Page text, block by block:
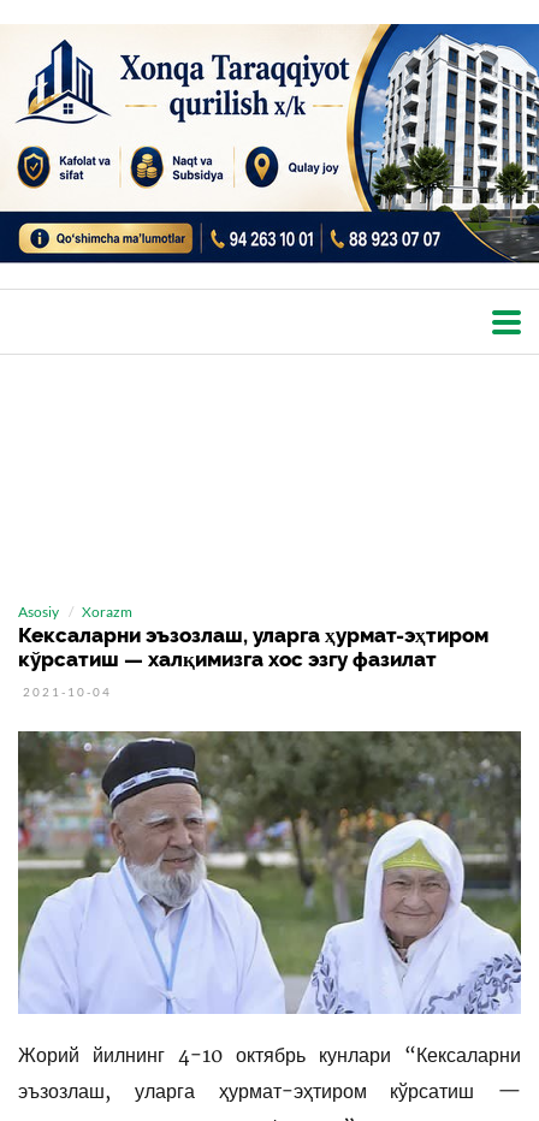
Asosiy Xorazm
Кексаларни эъзозлаш, уларга ҳурмат-эҳтиром
кўрсатиш — халқимизга хос эзгу фазилат
2021-10-04
Жорий йилнинг 4-10 октябрь кунлари “Кексаларни
эъзозлаш, уларга ҳурмат-эҳтиром кўрсатиш —